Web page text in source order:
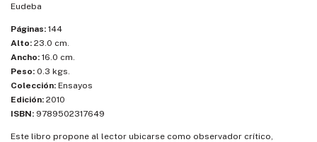
Eudeba
Páginas: 144
Alto: 23.0 cm.
Ancho: 16.0 cm.
Peso: 0.3 kgs.
Colección: Ensayos
Edición: 2010
ISBN: 9789502317649
Este libro propone al lector ubicarse como observador crítico,